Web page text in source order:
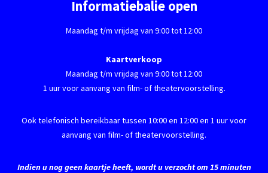
Informatiebalie open
Maandag t/m vrijdag van 9:00 tot 12:00
Kaartverkoop
Maandag t/m vrijdag van 9:00 tot 12:00
1 uur voor aanvang van film- of theatervoorstelling.
Ook telefonisch bereikbaar tussen 10:00 en 12:00 en 1 uur voor
aanvang van film- of theatervoorstelling.
Indien u nog geen kaartje heeft, wordt u verzocht om 15 minuten